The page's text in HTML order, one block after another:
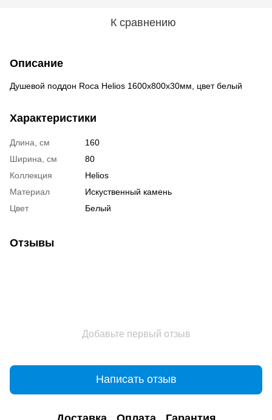
К сравнению
Описание
Душевой поддон Roca Helios 1600х800х30мм, цвет белый
Характеристики
Длина, см
160
Ширина, см
80
Коллекция
Helios
Материал
Искуственный камень
Цвет
Белый
Отзывы
Добавьте первый отзыв
Написать отзыв